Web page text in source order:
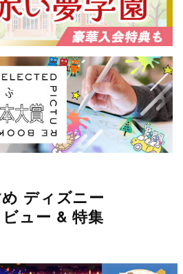
ディズニー
ュー & 特集